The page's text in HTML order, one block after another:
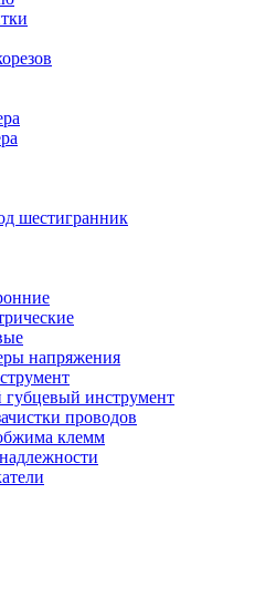
шестигранник
напряжения
губцевый инструмент
проводов
клемм